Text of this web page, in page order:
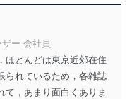
ザー 会社員
ほとんどは東京近郊在住
られているため，各雑誌
て，あまり面白くありま